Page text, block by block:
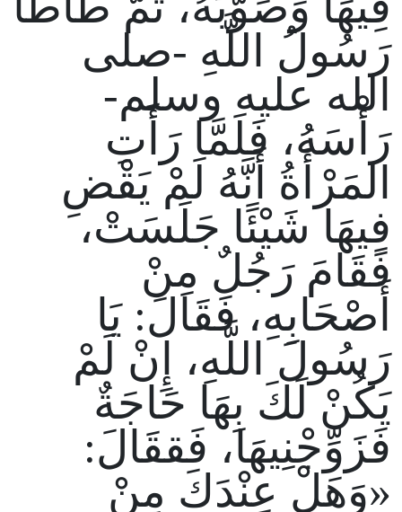
رَسُولُ اللَّهِ -صلى
الله عليه وسلم-
رَأْسَهُ، فَلَمَّا رَأَتِ
المَرْأَةُ أَنَّهُ لَمْ يَقْضِ
فِيهَا شَيْئًا جَلَسَتْ،
فَقَامَ رَجُلٌ مِنْ
أَصْحَابِهِ، فَقَالَ: يَا
رَسُولَ اللَّهِ، إِنْ لَمْ
يَكُنْ لَكَ بِهَا حَاجَةٌ
فَزَوِّجْنِيهَا، فَققَالَ:
«وَهَلْ عِنْدَكَ مِنْ